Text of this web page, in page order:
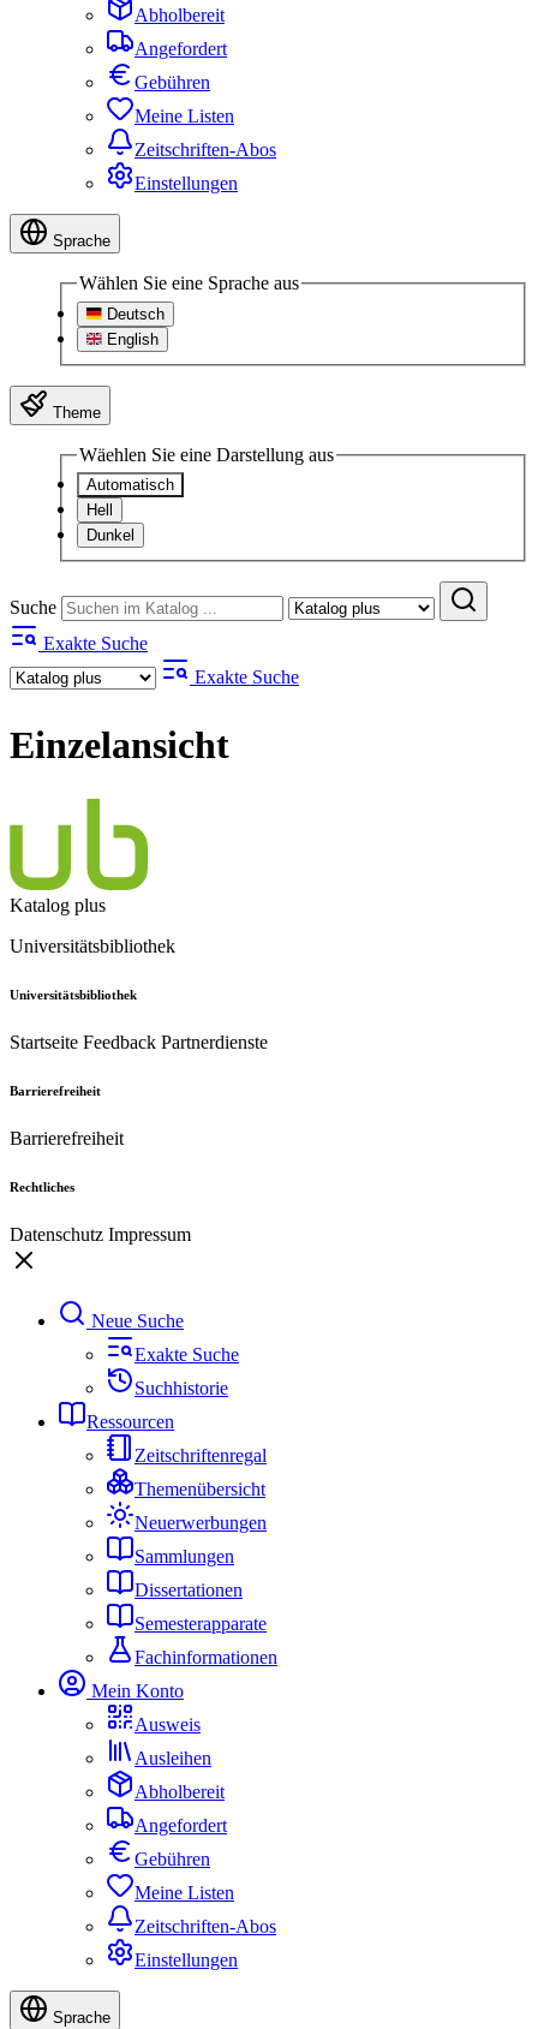
Abholbereit
Angefordert
Gebühren
Meine Listen
Zeitschriften-Abos
Einstellungen
Sprache
Wählen Sie eine Sprache aus
Deutsch
English
Theme
Wäehlen Sie eine Darstellung aus
Automatisch
Hell
Dunkel
Suche
Exakte Suche
Exakte Suche
Einzelansicht
Katalog plus
Universitätsbibliothek
Universitätsbibliothek
Startseite Feedback Partnerdienste
Barrierefreiheit
Barrierefreiheit
Rechtliches
Datenschutz Impressum
Neue Suche
Exakte Suche
Suchhistorie
Ressourcen
Zeitschriftenregal
Themenübersicht
Neuerwerbungen
Sammlungen
Dissertationen
Semesterapparate
Fachinformationen
Mein Konto
Ausweis
Ausleihen
Abholbereit
Angefordert
Gebühren
Meine Listen
Zeitschriften-Abos
Einstellungen
Sprache